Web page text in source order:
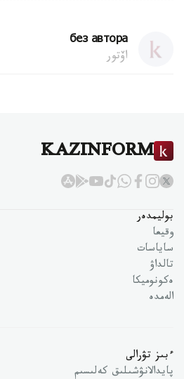
без автора
اۆتور
KAZINFORM
بوليمدەر
وقيعا
ساياسات
تالداۋ
ەكونوميكا
الەمدە
ءبىز تۋرالى
پايدالانۋشىلىق كەلىسىم